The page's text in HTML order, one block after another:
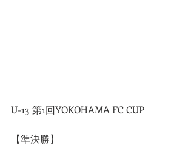
U-13 第1回YOKOHAMA FC CUP
【準決勝】